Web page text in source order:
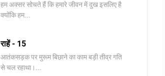
हम अक्सर सोचते हैं कि हमारे जीवन में दुख इसलिए है
क्योंकि हम...
राहें - 15
आतंकसड़क पर मुरूम बिछाने का काम बड़ी तीव्र गति
से चल रहाथा।...